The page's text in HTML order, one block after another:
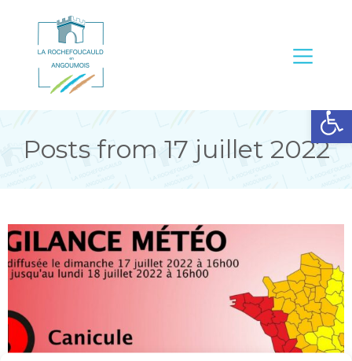
Ouvrir la barre d’outils
Posts from 17 juillet 2022